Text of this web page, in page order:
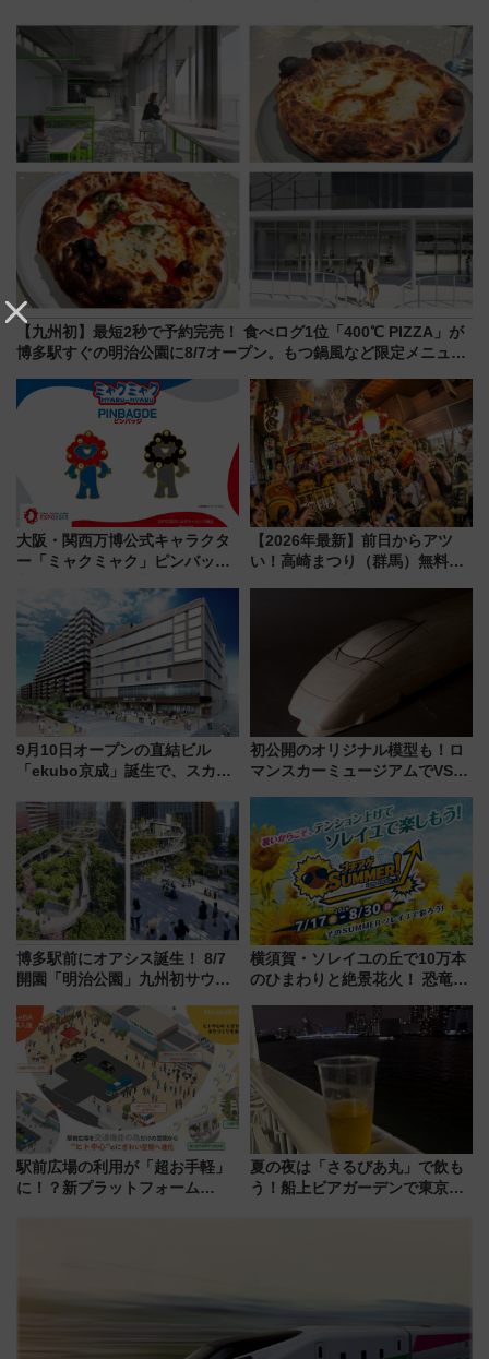
斉藤雪乃＆福原トシヒロと行
く！9月13日「京都の鉄道満喫
ツアー」開催
ア「LAKESIDE PARK」（埼玉
県越谷市）
【九州初】最短2秒で予約完売！ 食べログ1位「400℃ PIZZA」が
博多駅すぐの明治公園に8/7オープン。もつ鍋風など限定メニュー
大阪・関西万博公式キャラクタ
ー「ミャクミャク」ピンバッジ
【2026年最新】前日からアツ
い！高崎まつり（群馬）無料観
9月10日オープンの直結ビル
「ekubo京成」誕生で、スカイ
新鎌ヶ谷はどう変わる？ 全テナ
ント情報も公開！
初公開のオリジナル模型も！ロ
マンスカーミュージアムでVSE
15日スタート
博多駅前にオアシス誕生！ 8/7
開園「明治公園」九州初サウナ
品グルメ登場で駅前の過ごし方
はどう変わる？
横須賀・ソレイユの丘で10万本
のひまわりと絶景花火！ 恐竜や
帰りお出かけ最新情報（2026年
7月17日～開催）
駅前広場の利用が「超お手軽」
に！？新プラットフォーム
夏の夜は「さるびあ丸」で飲も
う！船上ビアガーデンで東京湾